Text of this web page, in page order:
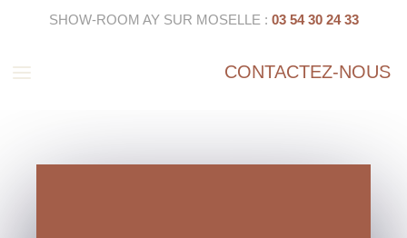
SHOW-ROOM AY SUR MOSELLE : 03 54 30 24 33
a CONTACTEZ-NOUS